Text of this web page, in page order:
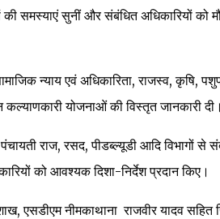
समस्याएं सुनीं और संबंधित अधिकारियों को
न्याय एवं अधिकारिता, राजस्व, कृषि,
योजनाओं की विस्तृत जानकारी दी।
राज, रसद, पीडब्ल्यूडी आदि विभागों
को आवश्यक दिशा-निर्देश प्रदान किए।
एसडीएम नीमकाथाना राजवीर यादव